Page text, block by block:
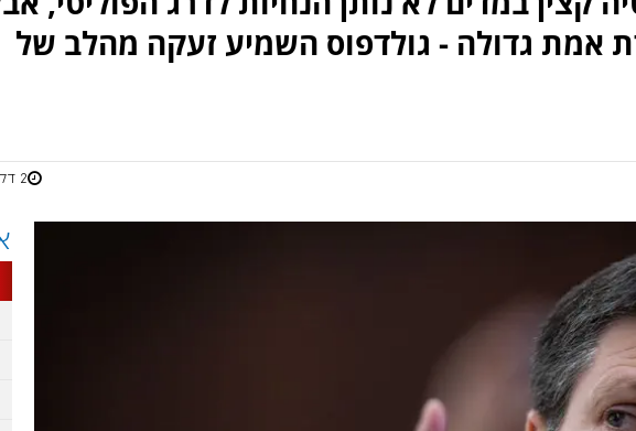
אמת גדולה - גולדפוס השמיע זעקה מהלב של
2 דקות